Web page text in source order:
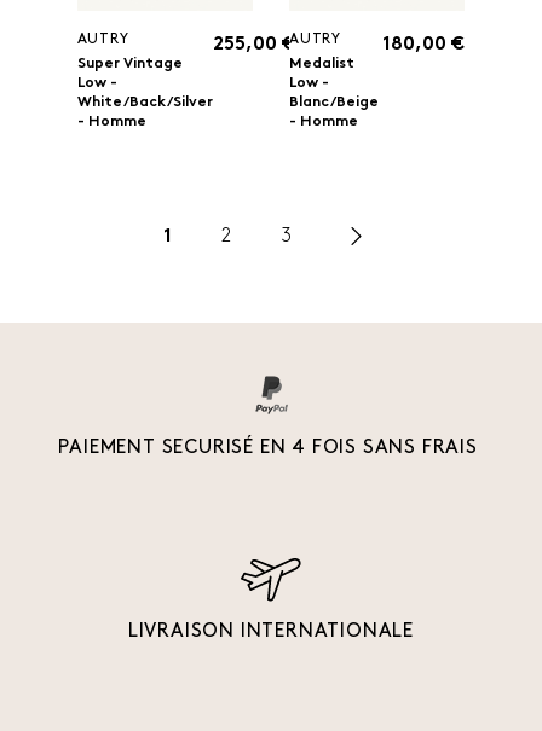
AUTRY
Super Vintage
Low -
White/Back/Silver
- Homme
255,00 €AUTRY
Medalist
Low -
Blanc/Beige
- Homme
180,00 €
1 2 3
PAIEMENT SECURISÉ EN 4 FOIS SANS FRAIS
LIVRAISON INTERNATIONALE